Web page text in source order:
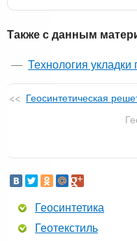
Также с данным
Технология
Геосинтетическая
Геосинтетика
Геотекстиль